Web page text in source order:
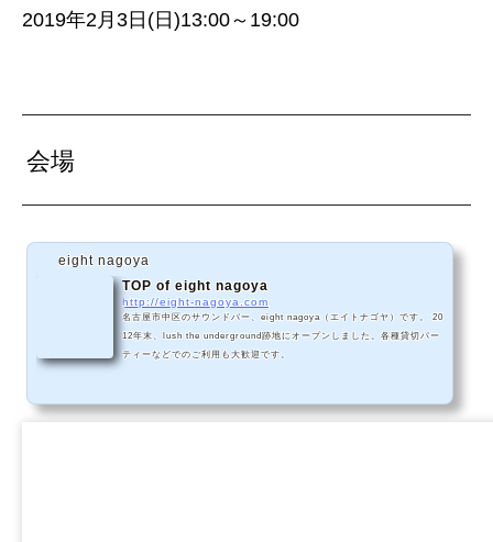
2019年2月3日(日)13:00～19:00
会場
eight nagoya
TOP of eight nagoya
http://eight-nagoya.com
名古屋市中区のサウンドバー、eight nagoya（エイトナゴヤ）です。 20
12年末、lush the underground跡地にオープンしました。各種貸切パー
ティーなどでのご利用も大歓迎です。